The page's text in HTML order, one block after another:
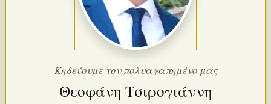
Κηδεύουμε τον πολυαγαπημένο μας
Θεοφάνη Τσιρογιάννη